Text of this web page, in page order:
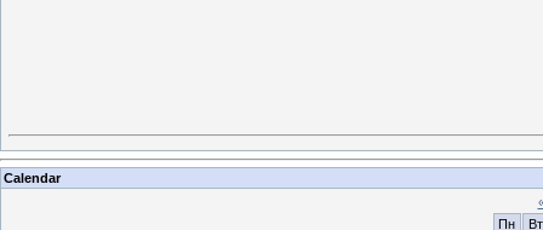
Calendar
Пн
Вт